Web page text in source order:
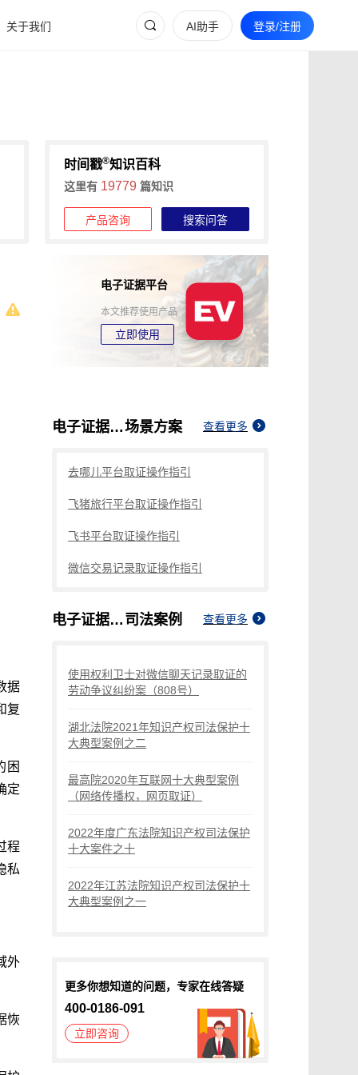
关于我们 AI助手 登录/注册
时间戳®知识百科
这里有 19779 篇知识
产品咨询 搜索问答
据
复
困
定
程
私
外
恢
电子证据平台
本文推荐使用产品
立即使用
电子证据域外取证场景方案 查看更多
去哪儿平台取证操作指引
飞猪旅行平台取证操作指引
飞书平台取证操作指引
微信交易记录取证操作指引
电子证据域外取证 司法案例 查看更多
使用权利卫士对微信聊天记录取证的
劳动争议纠纷案（808号）
湖北法院2021年知识产权司法保护十
大典型案例之二
最高院2020年互联网十大典型案例
（网络传播权，网页取证）
2022年度广东法院知识产权司法保护
十大案件之十
2022年江苏法院知识产权司法保护十
大典型案例之一
更多你想知道的问题，专家在线答疑
400-0186-091
立即咨询